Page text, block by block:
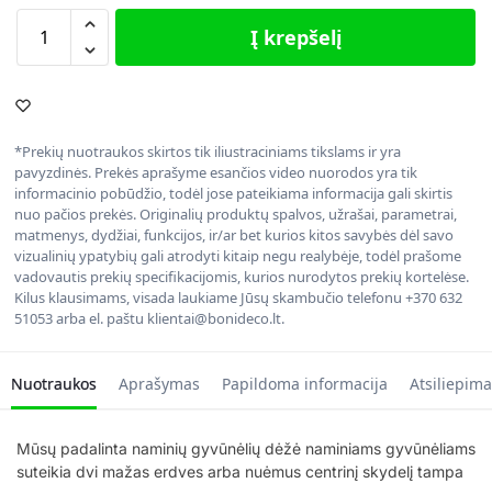
Į krepšelį
*Prekių nuotraukos skirtos tik iliustraciniams tikslams ir yra
pavyzdinės. Prekės aprašyme esančios video nuorodos yra tik
informacinio pobūdžio, todėl jose pateikiama informacija gali skirtis
nuo pačios prekės. Originalių produktų spalvos, užrašai, parametrai,
matmenys, dydžiai, funkcijos, ir/ar bet kurios kitos savybės dėl savo
vizualinių ypatybių gali atrodyti kitaip negu realybėje, todėl prašome
vadovautis prekių specifikacijomis, kurios nurodytos prekių kortelėse.
Kilus klausimams, visada laukiame Jūsų skambučio telefonu +370 632
51053 arba el. paštu klientai@bonideco.lt.
Nuotraukos Aprašymas Papildoma informacija
Mūsų padalinta naminių gyvūnėlių dėžė naminiams gyvūnėliams
suteikia dvi mažas erdves arba nuėmus centrinį skydelį tampa